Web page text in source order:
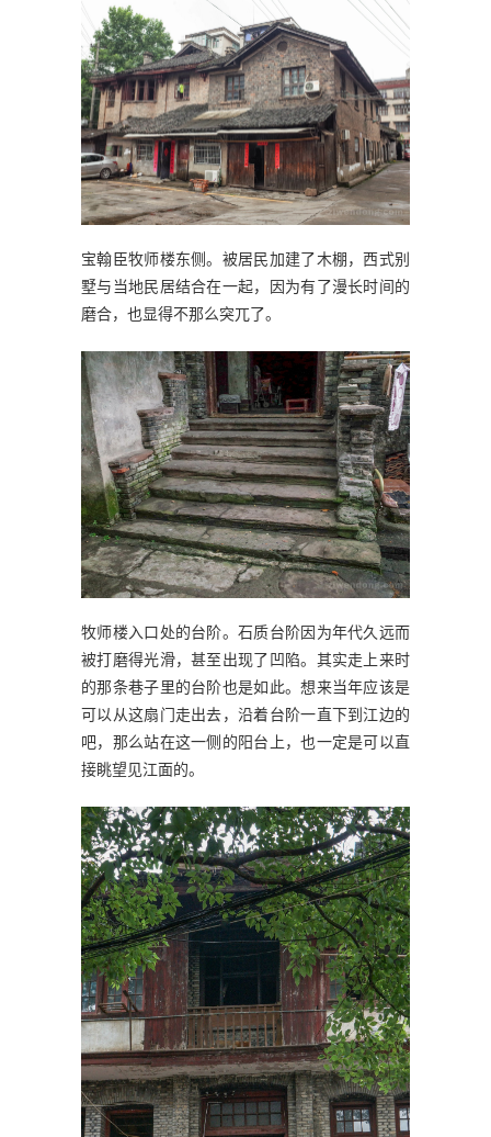
宝翰臣牧师楼东侧。被居民加建了木棚，西式别
墅与当地民居结合在一起，因为有了漫长时间的
磨合，也显得不那么突兀了。
牧师楼入口处的台阶。石质台阶因为年代久远而
被打磨得光滑，甚至出现了凹陷。其实走上来时
的那条巷子里的台阶也是如此。想来当年应该是
可以从这扇门走出去，沿着台阶一直下到江边的
吧，那么站在这一侧的阳台上，也一定是可以直
接眺望见江面的。